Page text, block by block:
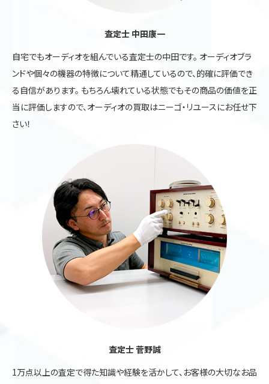
査定士 中田康一
自宅でもオーディオを組んでいる査定士の中田です。 オーディオブラ
ンドや個々の機器の特徴について精通しているので、的確に評価でき
る自信があります。 もちろん壊れている状態でもその商品の価値を正
当に評価しますので、オーディオの買取はニーゴ・リユースにお任せ下
さい！
査定士 菅野誠
1万点以上の査定で得た知識や経験を活かして、お客様の大切なお品